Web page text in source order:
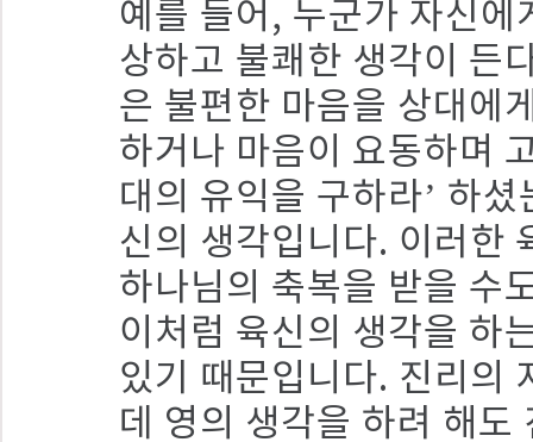
예를 들어, 누군가 자신
상하고 불쾌한 생각이 든
은 불편한 마음을 상대에
하거나 마음이 요동하며
대의 유익을 구하라’ 하
신의 생각입니다. 이러한
하나님의 축복을 받을 수
이처럼 육신의 생각을 하
있기 때문입니다. 진리의
데 영의 생각을 하려 해